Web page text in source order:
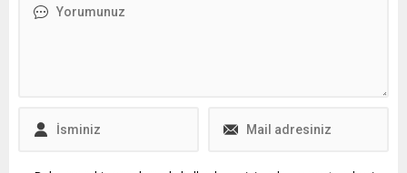
gerçekleştirdiği basın
14.00’de yapılacak. İl...
Komutan’ın...